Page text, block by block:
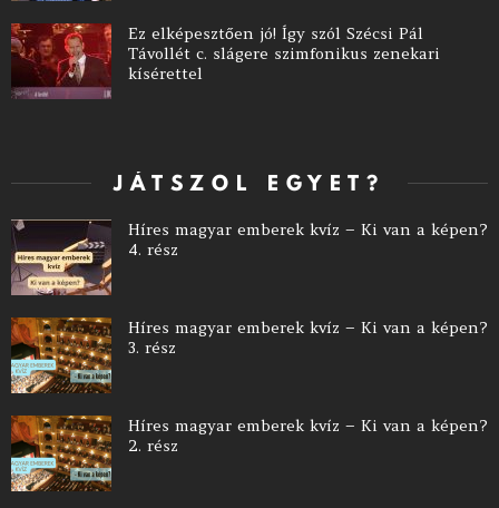
Ez elképesztően jó! Így szól Szécsi Pál
Távollét c. slágere szimfonikus zenekari
kísérettel
JÁTSZOL EGYET?
Híres magyar emberek kvíz – Ki van a képen?
4. rész
Híres magyar emberek kvíz – Ki van a képen?
3. rész
Híres magyar emberek kvíz – Ki van a képen?
2. rész